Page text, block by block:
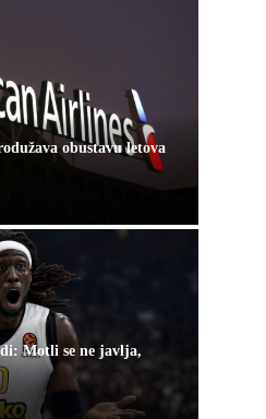
obustavu letova
Motli se ne javlja,